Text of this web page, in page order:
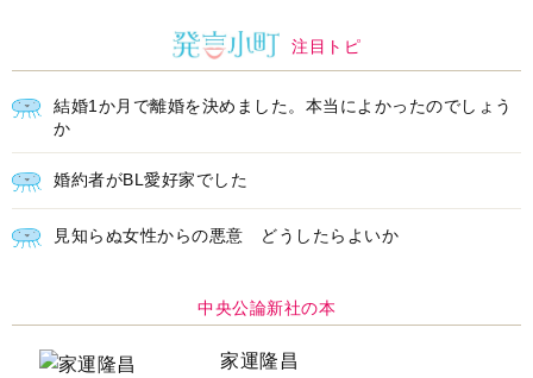
注目トピ
結婚1か月で離婚を決めました。本当によかったのでしょう
か
婚約者がBL愛好家でした
見知らぬ女性からの悪意 どうしたらよいか
中央公論新社の本
家運隆昌